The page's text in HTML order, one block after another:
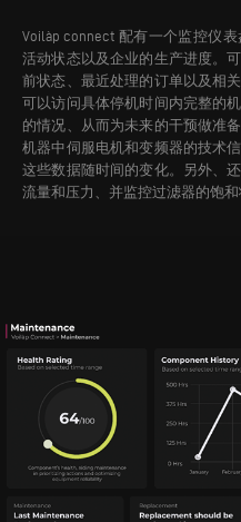
Voilàp connect 配有一个监控仪
活动状态以及企业的生产进度。
前状态、最近处理的订单以及相
可以访问具体停机时间内完整的
的情况、从而为未来的干预做准
机器中伺服电机和变频器的技术
这些数据随时间的变化。另外、
流量和压力、并监控过滤器的饱和